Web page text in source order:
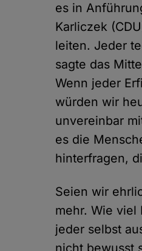
es in
Karliczek
leiten. Jeder
sagte das
Wenn jeder
würden wir
unvereinbar
es die
hinterfragen,
Seien wir
mehr. Wie viel
jeder selbst